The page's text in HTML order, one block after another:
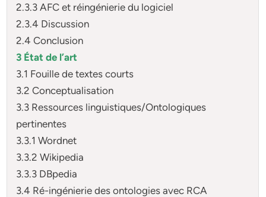
2.3.3 AFC et réingénierie du logiciel
2.3.4 Discussion
2.4 Conclusion
3 État de l’art
3.1 Fouille de textes courts
3.2 Conceptualisation
3.3 Ressources linguistiques/Ontologiques
pertinentes
3.3.1 Wordnet
3.3.2 Wikipedia
3.3.3 DBpedia
3.4 Ré-ingénierie des ontologies avec RCA